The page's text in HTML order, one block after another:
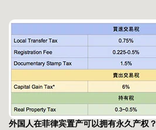
外国人在菲律宾置产可以拥有永久产权？